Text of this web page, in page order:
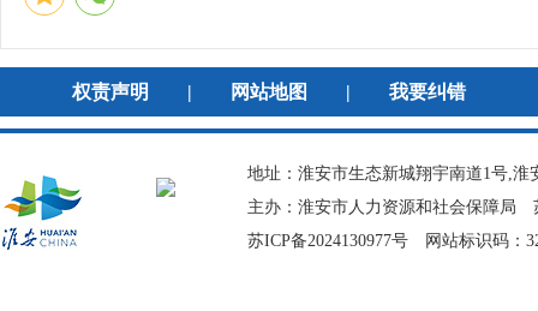
权责声明 | 网站地图 | 我要纠错
地址：淮安市生态新城翔宇南道1号,
主办：淮安市人力资源和社会保障局
苏ICP备2024130977号 网站标识码：